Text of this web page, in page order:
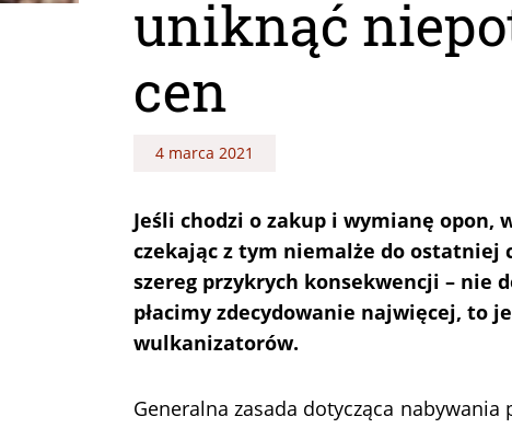
uniknąć
cen
4 marca 2021
Jeśli chodzi o zakup i wymianę opon,
czekając z tym niemalże do ostatniej
szereg przykrych konsekwencji – nie
płacimy zdecydowanie najwięcej, to
wulkanizatorów.
Generalna zasada dotycząca